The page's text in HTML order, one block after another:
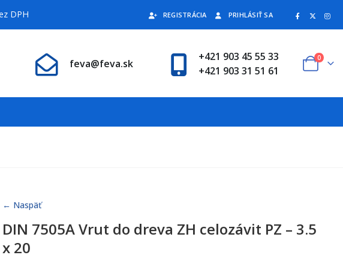
DPH REGISTRÁCIA PRIHLÁSIŤ SA
feva@feva.sk
+421 903 45 55 33
+421 903 31 51 61
0
← Naspäť
DIN 7505A Vrut do dreva ZH celozávit PZ – 3.5
x 20